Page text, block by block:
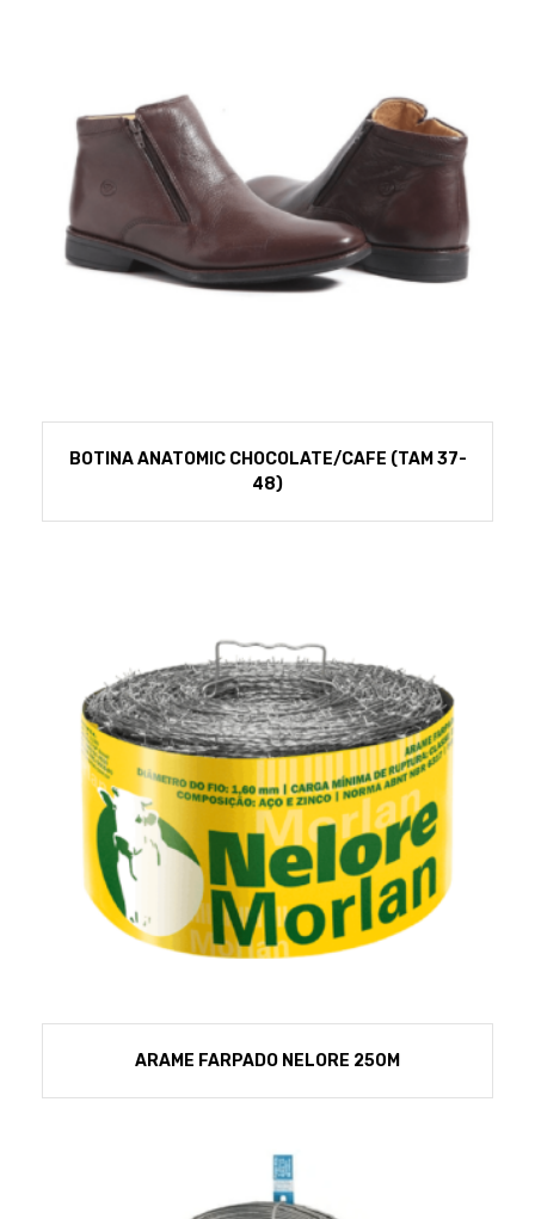
BOTINA ANATOMIC CHOCOLATE/CAFE (TAM 37-
48)
ARAME FARPADO NELORE 250M